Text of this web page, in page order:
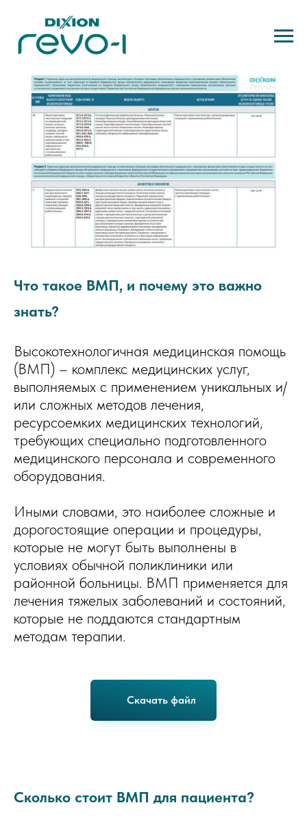
Что такое ВМП, и почему это важно
знать?
Высокотехнологичная медицинская помощь
(ВМП) – комплекс медицинских услуг,
выполняемых с применением уникальных и/
или сложных методов лечения,
ресурсоемких медицинских технологий,
требующих специально подготовленного
медицинского персонала и современного
оборудования.
Иными словами, это наиболее сложные и
дорогостоящие операции и процедуры,
которые не могут быть выполнены в
условиях обычной поликлиники или
районной больницы. ВМП применяется для
лечения тяжелых заболеваний и состояний,
которые не поддаются стандартным
методам терапии.
Скачать файл
Сколько стоит ВМП для пациента?